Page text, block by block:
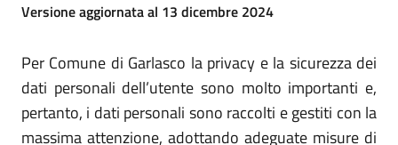
Versione aggiornata al 13 dicembre 2024
Per Comune di Garlasco la privacy e la sicurezza dei
dati personali dell’utente sono molto importanti e,
pertanto, i dati personali sono raccolti e gestiti con la
massima attenzione, adottando adeguate misure di